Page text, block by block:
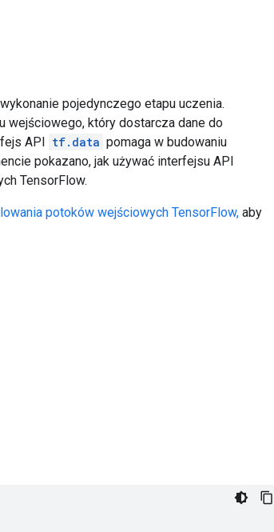
pojedynczego etapu uczenia.
wejściowego, który dostarcza dane do
API tf.data pomaga w budowaniu
pokazano, jak używać interfejsu API
TensorFlow.
potoków wejściowych TensorFlow, aby